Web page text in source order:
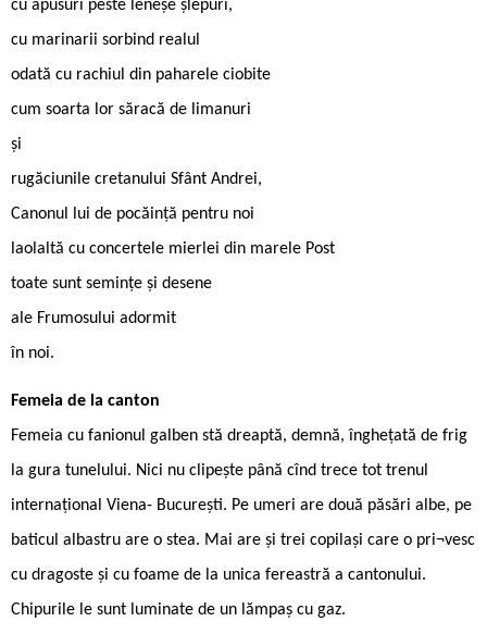
cu apusuri peste leneșe șlepuri,
cu marinarii sorbind realul
odată cu rachiul din paharele ciobite
cum soarta lor săracă de limanuri
și
rugăciunile cretanului Sfânt Andrei,
Canonul lui de pocăință pentru noi
laolaltă cu concertele mierlei din marele Post
toate sunt semințe și desene
ale Frumosului adormit
în noi.
Femeia de la canton
Femeia cu fanionul galben stă dreaptă, demnă, înghețată de frig
la gura tunelului. Nici nu clipește până cînd trece tot trenul
internațional Viena- București. Pe umeri are două păsări albe, pe
baticul albastru are o stea. Mai are și trei copilași care o pri¬vesc
cu dragoste și cu foame de la unica fereastră a cantonului.
Chipurile le sunt luminate de un lămpaș cu gaz.